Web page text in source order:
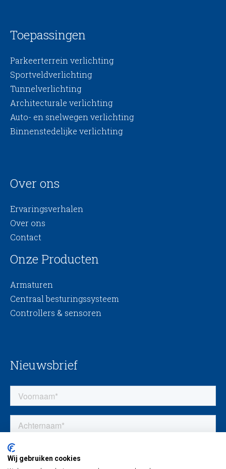
Toepassingen
Parkeerterrein verlichting
Sportveldverlichting
Tunnelverlichting
Architecturale verlichting
Auto- en snelwegen verlichting
Binnenstedelijke verlichting
Over ons
Ervaringsverhalen
Over ons
Contact
Onze Producten
Armaturen
Centraal besturingssysteem
Controllers & sensoren
Nieuwsbrief
Wij gebruiken cookies